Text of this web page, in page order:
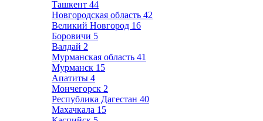
Ташкент 44
Новгородская область 42
Великий Новгород 16
Боровичи 5
Валдай 2
Мурманская область 41
Мурманск 15
Апатиты 4
Мончегорск 2
Республика Дагестан 40
Махачкала 15